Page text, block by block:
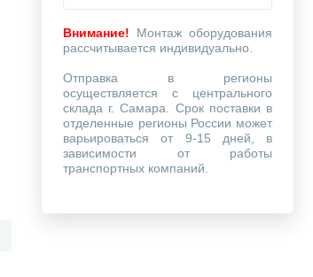
Внимание! Монтаж оборудования
рассчитывается индивидуально.
Отправка в регионы
осуществляется с центрального
склада г. Самара. Срок поставки в
отделенные регионы России может
варьироваться от 9-15 дней, в
зависимости от работы
транспортных компаний.